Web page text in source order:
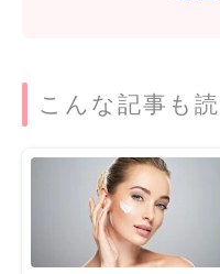
こんな記事も